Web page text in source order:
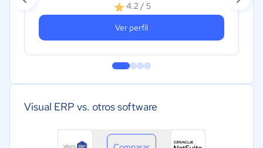
4.2 / 5
Ver perfil
Visual ERP vs. otros software